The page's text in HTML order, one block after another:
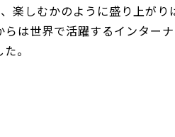
しむかのように盛り上がり
は世界で活躍するインター
。